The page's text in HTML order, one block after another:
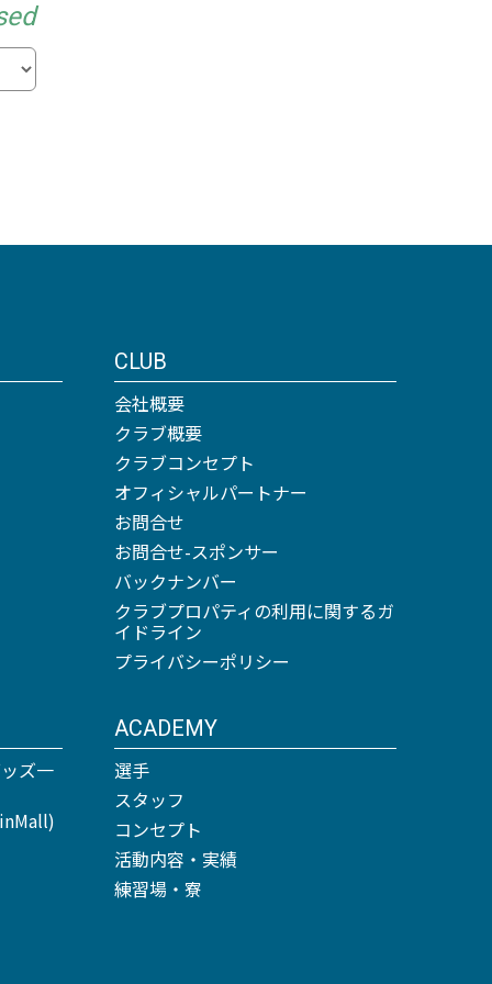
ズ一
ACADEMY
選手
スタッフ
コンセプト
活動内容・実績
練習場・寮
CLUB
会社概要
クラブ概要
クラブコンセプト
オフィシャルパートナー
お問合せ
お問合せ-スポンサー
バックナンバー
クラブプロパティの利用に関するガ
イドライン
プライバシーポリシー